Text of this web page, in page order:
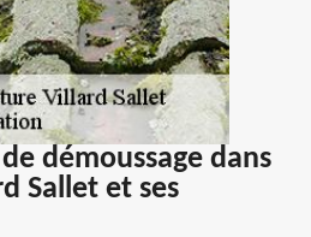
démoussage dans
Sallet et ses